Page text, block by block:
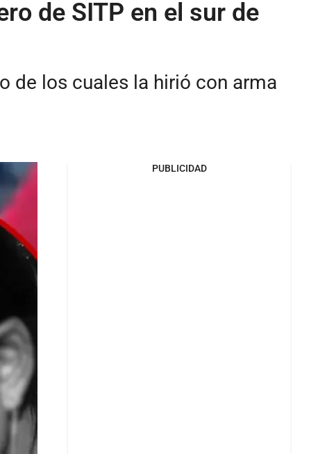
de SITP en el sur de
de los cuales la hirió con arma
PUBLICIDAD